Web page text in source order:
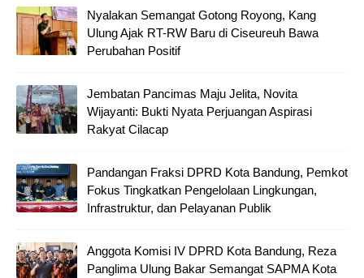
Nyalakan Semangat Gotong Royong, Kang
Ulung Ajak RT-RW Baru di Ciseureuh Bawa
Perubahan Positif
Jembatan Pancimas Maju Jelita, Novita
Wijayanti: Bukti Nyata Perjuangan Aspirasi
Rakyat Cilacap
Pandangan Fraksi DPRD Kota Bandung, Pemkot
Fokus Tingkatkan Pengelolaan Lingkungan,
Infrastruktur, dan Pelayanan Publik
Anggota Komisi IV DPRD Kota Bandung, Reza
Panglima Ulung Bakar Semangat SAPMA Kota